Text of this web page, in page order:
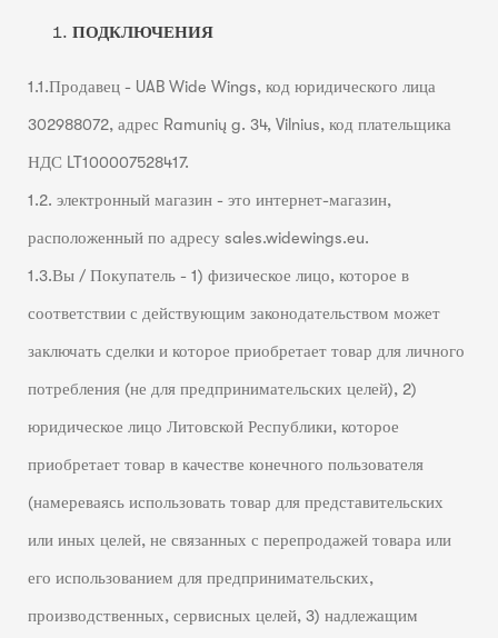
ПОДКЛЮЧЕНИЯ
1.1.Продавец - UAB Wide Wings, код юридического лица
302988072, адрес Ramunių g. 34, Vilnius, код плательщика
НДС LT100007528417.
1.2. электронный магазин - это интернет-магазин,
расположенный по адресу sales.widewings.eu.
1.3.Вы / Покупатель - 1) физическое лицо, которое в
соответствии с действующим законодательством может
заключать сделки и которое приобретает товар для личного
потребления (не для предпринимательских целей), 2)
юридическое лицо Литовской Республики, которое
приобретает товар в качестве конечного пользователя
(намереваясь использовать товар для представительских
или иных целей, не связанных с перепродажей товара или
его использованием для предпринимательских,
производственных, сервисных целей, 3) надлежащим